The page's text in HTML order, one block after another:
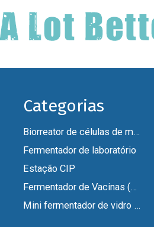
Categorias
Biorreator de células de mamíferos
Fermentador de laboratório
Estação CIP
Fermentador de Vacinas (GMP)
Mini fermentador de vidro de laboratório